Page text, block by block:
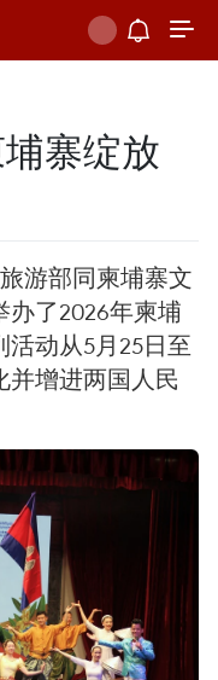
寨绽放
游部同柬埔寨文
了2026年柬埔
动从5月25日至
并增进两国人民